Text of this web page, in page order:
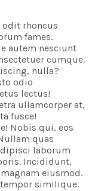
rhoncus
fames.
autem nesciunt
cumque.
nulla?
odio
lectus!
ullamcorper at,
fusce!
Nobis qui, eos
quas
laborum
Incididunt,
eiusmod.
similique.